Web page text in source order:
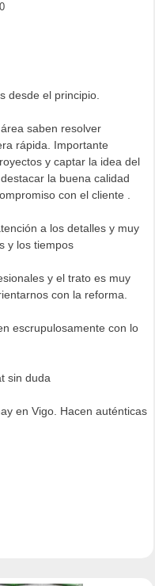
desde el principio.
saben resolver
rápida. Importante
y captar la idea del
la buena calidad
con el cliente .
a los detalles y muy
y los tiempos
y el trato es muy
con la reforma.
escrupulosamente con lo
sin duda
en Vigo. Hacen auténticas